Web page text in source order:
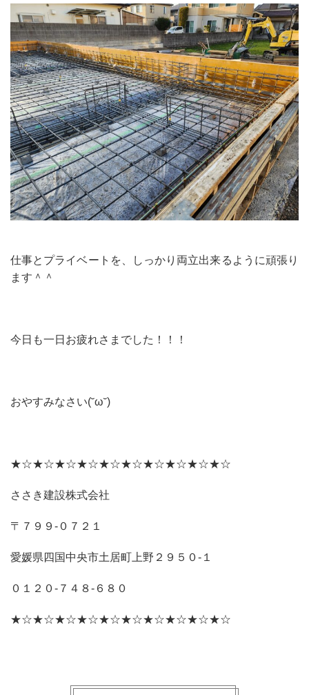
仕事とプライベートを、しっかり両立出来るように頑張り
ます＾＾
今日も一日お疲れさまでした！！！
おやすみなさい(˘ω˘)
★☆★☆★☆★☆★☆★☆★☆★☆★☆★☆
ささき建設株式会社
〒７９９‐０７２１
愛媛県四国中央市土居町上野２９５０‐１
０１２０‐７４８‐６８０
★☆★☆★☆★☆★☆★☆★☆★☆★☆★☆